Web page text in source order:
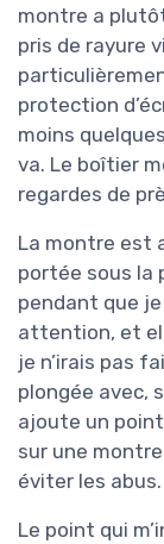
montre a plutôt
pris de rayure
protection
moins
va. Le boîtier
regardes de
La montre est
portée sous la
pendant que
attention, et
je n’irais pas
plongée avec,
ajoute un
sur une
éviter les abus.
Le point qui